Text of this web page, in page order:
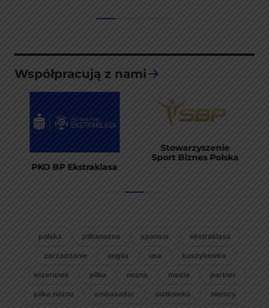
Współpracują z nami
PKO BP Ekstraklasa
Stowarzyszenie
Sport Biznes Polska
polska pilkanozna sponsor ekstraklasa
zarzadzanie anglia usa koszykowka
wizerunek pilka nozna media partner
pilka.nozna ambasador siatkowka niemcy